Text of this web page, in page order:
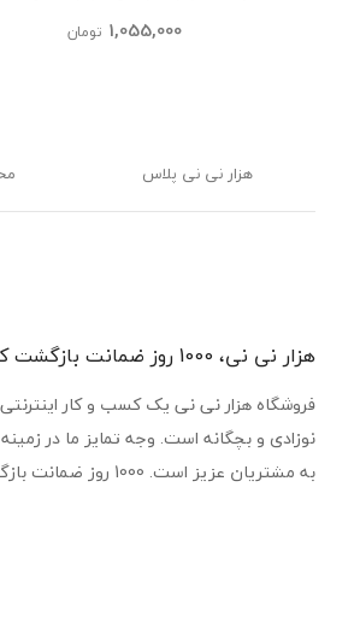
kids
1,055,000 تومان
هزار نی نی پلاس
هزار نی نی، 1000 روز ضمانت بازگشت کالا
فروشگاه هزار نی نی یک کسب و کار اینترنتی
نوزادی و بچگانه است. وجه تمایز ما در
به مشتریان عزیز است. 1000 روز ضمانت بازگشت